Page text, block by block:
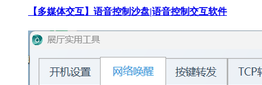
【多媒体交互】语音控制沙盘|语音控制交互软件